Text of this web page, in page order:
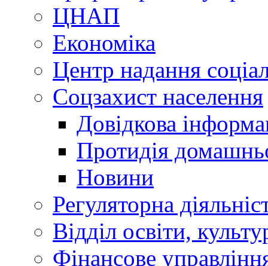
ЦНАП
Економіка
Центр надання
Соцзахист населення
Довідкова
Протидія
Новини
Регуляторна
Відділ освіти,
Фінансове